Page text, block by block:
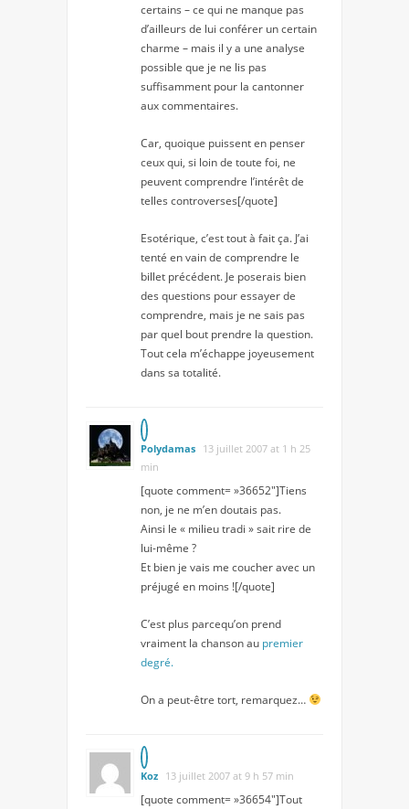
certains – ce qui ne manque pas
d’ailleurs de lui conférer un certain
charme – mais il y a une analyse
possible que je ne lis pas
suffisamment pour la cantonner
aux commentaires.
Car, quoique puissent en penser
ceux qui, si loin de toute foi, ne
peuvent comprendre l’intérêt de
telles controverses[/quote]
Esotérique, c’est tout à fait ça. J’ai
tenté en vain de comprendre le
billet précédent. Je poserais bien
des questions pour essayer de
comprendre, mais je ne sais pas
par quel bout prendre la question.
Tout cela m’échappe joyeusement
dans sa totalité.
Polydamas 13 juillet 2007 at 1 h 25
min
[quote comment= »36652″]Tiens
non, je ne m’en doutais pas.
Ainsi le « milieu tradi » sait rire de
lui-même ?
Et bien je vais me coucher avec un
préjugé en moins ![/quote]
C’est plus parcequ’on prend
vraiment la chanson au premier
degré.
On a peut-être tort, remarquez…
Koz 13 juillet 2007 at 9 h 57 min
[quote comment= »36654″]Tout